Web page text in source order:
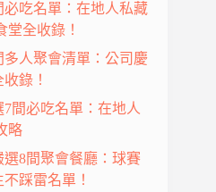
必吃名單：在地人私藏
堂全收錄！
多人聚會清單：公司慶
錄！
7間必吃名單：在地人
略
選8間聚會餐廳：球賽
踩雷名單！